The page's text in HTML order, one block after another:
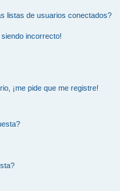
listas de usuarios conectados?
incorrecto!
¡me pide que me registre!